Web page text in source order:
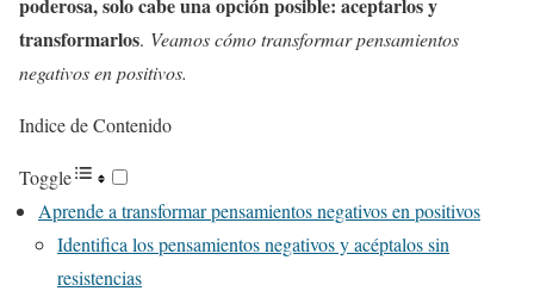
transformarlos. Veamos cómo transformar pensamientos
negativos en positivos.
Indice de Contenido
Toggle
Aprende a transformar pensamientos negativos en positivos
Identifica los pensamientos negativos y acéptalos sin
resistencias